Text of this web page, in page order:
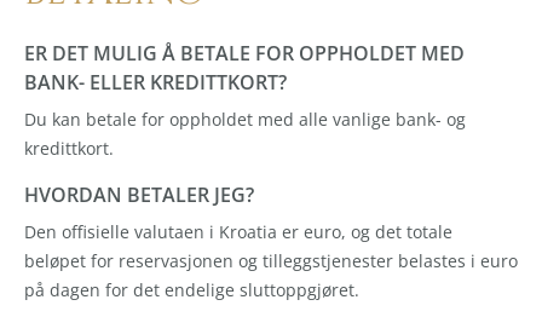
ER DET MULIG Å BETALE FOR OPPHOLDET MED
BANK- ELLER KREDITTKORT?
Du kan betale for oppholdet med alle vanlige bank- og
kredittkort.
HVORDAN BETALER JEG?
Den offisielle valutaen i Kroatia er euro, og det totale
beløpet for reservasjonen og tilleggstjenester belastes i euro
på dagen for det endelige sluttoppgjøret.